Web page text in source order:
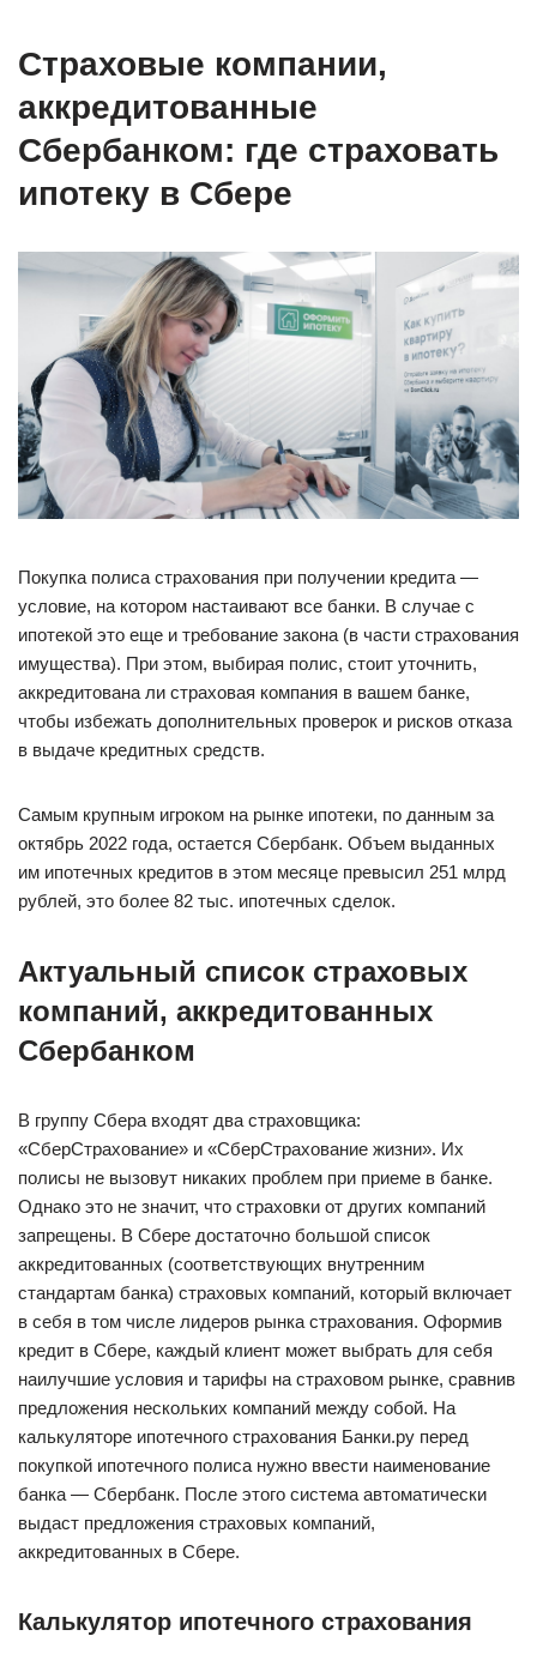
Страховые компании,
аккредитованные
Сбербанком: где страховать
ипотеку в Сбере
Покупка полиса страхования при получении кредита —
условие, на котором настаивают все банки. В случае с
ипотекой это еще и требование закона (в части страхования
имущества). При этом, выбирая полис, стоит уточнить,
аккредитована ли страховая компания в вашем банке,
чтобы избежать дополнительных проверок и рисков отказа
в выдаче кредитных средств.
Самым крупным игроком на рынке ипотеки, по данным за
октябрь 2022 года, остается Сбербанк. Объем выданных
им ипотечных кредитов в этом месяце превысил 251 млрд
рублей, это более 82 тыс. ипотечных сделок.
Актуальный список страховых
компаний, аккредитованных
Сбербанком
В группу Сбера входят два страховщика:
«СберСтрахование» и «СберСтрахование жизни». Их
полисы не вызовут никаких проблем при приеме в банке.
Однако это не значит, что страховки от других компаний
запрещены. В Сбере достаточно большой список
аккредитованных (соответствующих внутренним
стандартам банка) страховых компаний, который включает
в себя в том числе лидеров рынка страхования. Оформив
кредит в Сбере, каждый клиент может выбрать для себя
наилучшие условия и тарифы на страховом рынке, сравнив
предложения нескольких компаний между собой. На
калькуляторе ипотечного страхования Банки.ру перед
покупкой ипотечного полиса нужно ввести наименование
банка — Сбербанк. После этого система автоматически
выдаст предложения страховых компаний,
аккредитованных в Сбере.
Калькулятор ипотечного страхования